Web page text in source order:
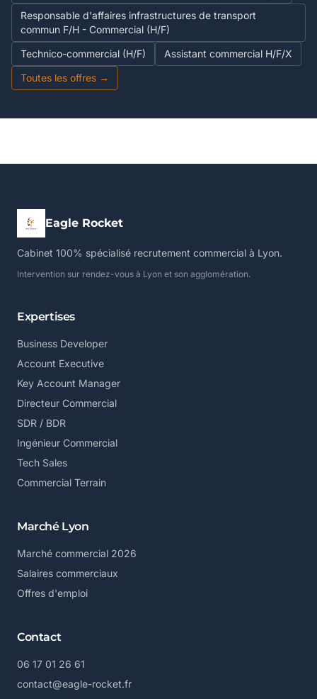
Responsable d'affaires infrastructures de transport
commun F/H - Commercial (H/F)
Technico-commercial (H/F)
Assistant commercial H/F/X
Toutes les offres →
Eagle Rocket
Cabinet 100% spécialisé recrutement commercial à Lyon.
Intervention sur rendez-vous à Lyon et son agglomération.
Expertises
Business Developer
Account Executive
Key Account Manager
Directeur Commercial
SDR / BDR
Ingénieur Commercial
Tech Sales
Commercial Terrain
Marché Lyon
Marché commercial 2026
Salaires commerciaux
Offres d'emploi
Contact
06 17 01 26 61
contact@eagle-rocket.fr